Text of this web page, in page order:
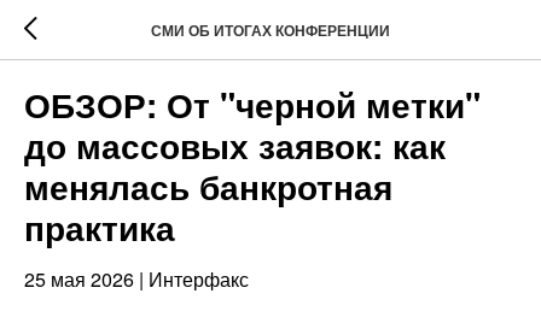
СМИ ОБ ИТОГАХ КОНФЕРЕНЦИИ
ОБЗОР: От "черной метки"
до массовых заявок: как
менялась банкротная
практика
25 мая 2026 | Интерфакс